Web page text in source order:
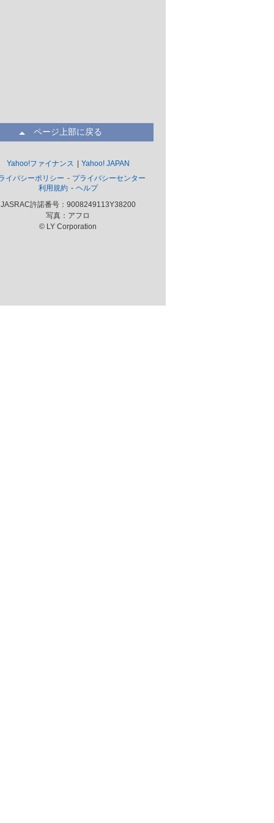
ページ上部に戻る
Yahoo!ファイナンス
Yahoo! JAPAN
イバシーポリシー
プライバシーセンター
利用規約
ヘルプ
JASRAC許諾番号：9008249113Y38200
写真：アフロ
© LY Corporation